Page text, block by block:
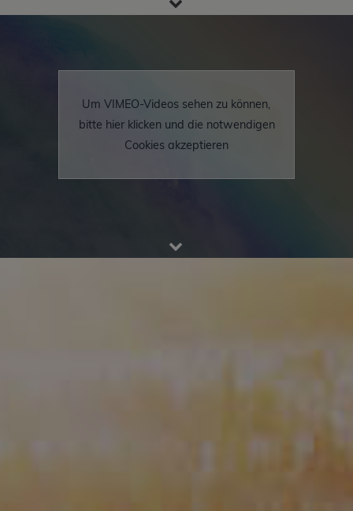
Um VIMEO-Videos sehen zu können,
bitte hier klicken und die notwendigen
Cookies akzeptieren